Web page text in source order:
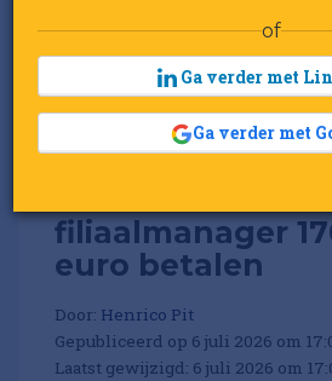
filiaalmanager
euro betalen
Door: Henrico Pit
Gepubliceerd op 6 juli 2026 om
Laatst gewijzigd: 6 juli 2026 om
of
Ga verder met
Ga verder met